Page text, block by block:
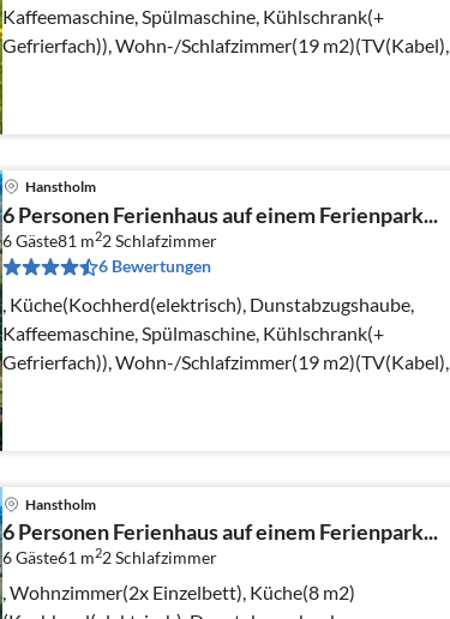
Kaffeemaschine, Spülmaschine, Kühlschrank(+
Gefrierfach)), Wohn-/Schlafzimmer(19 m2)(TV(Kabel),
Herd(Holz), Radio)
Hanstholm
6 Personen Ferienhaus auf einem Ferienpark...
6 Gäste81 m22Schlafzimmer
6 Bewertungen
, Küche(Kochherd(elektrisch), Dunstabzugshaube,
Kaffeemaschine, Spülmaschine, Kühlschrank(+
Gefrierfach)), Wohn-/Schlafzimmer(19 m2)(TV(Kabel),
Herd(Holz), Radio)
Hanstholm
6 Personen Ferienhaus auf einem Ferienpark...
6 Gäste61 m22Schlafzimmer
, Wohnzimmer(2x Einzelbett), Küche(8 m2)